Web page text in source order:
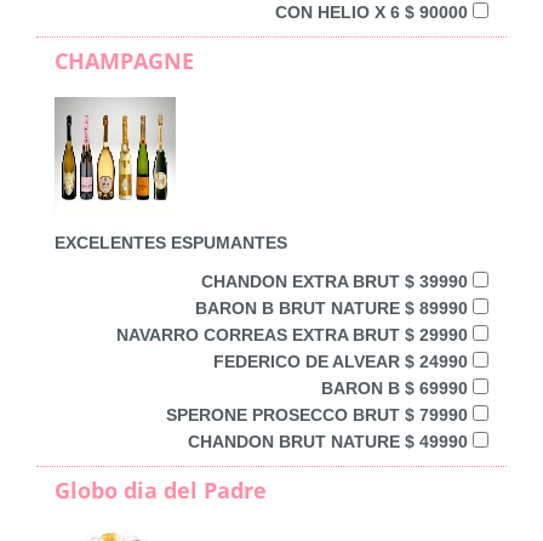
CON HELIO X 6 $ 90000
CHAMPAGNE
EXCELENTES ESPUMANTES
CHANDON EXTRA BRUT $ 39990
BARON B BRUT NATURE $ 89990
NAVARRO CORREAS EXTRA BRUT $ 29990
FEDERICO DE ALVEAR $ 24990
BARON B $ 69990
SPERONE PROSECCO BRUT $ 79990
CHANDON BRUT NATURE $ 49990
Globo dia del Padre